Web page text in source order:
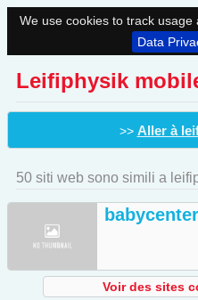
We use cookies to track usage
Data
Leifiphysik
>> Aller à
50 siti web sono simili a
Voir des sites